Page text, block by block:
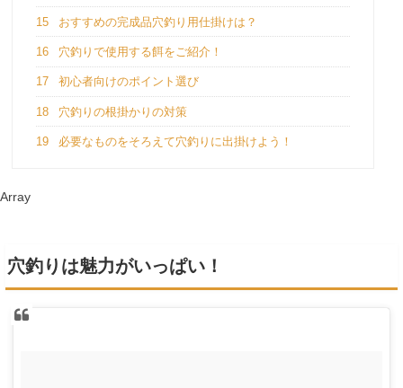
15 おすすめの完成品穴釣り用仕掛けは？
16 穴釣りで使用する餌をご紹介！
17 初心者向けのポイント選び
18 穴釣りの根掛かりの対策
19 必要なものをそろえて穴釣りに出掛けよう！
Array
穴釣りは魅力がいっぱい！